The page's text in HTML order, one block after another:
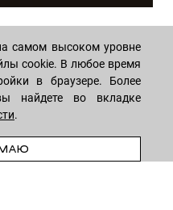
самом высоком уровне
cookie. В любое время
в браузере. Более
найдете во вкладке
.